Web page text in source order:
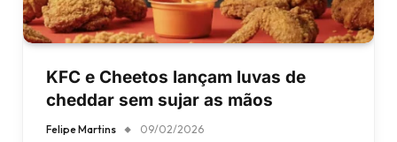
KFC e Cheetos lançam luvas de
cheddar sem sujar as mãos
Felipe Martins 09/02/2026